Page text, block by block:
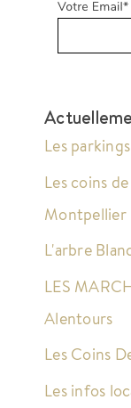
Les
Les coins
Montpellier
L'arbre
LES
Alentours
Les Coins
Les infos